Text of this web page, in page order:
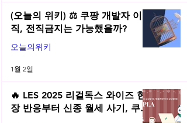
(오늘의 위키) ⚖️ 쿠팡 개발자 이
직, 전직금지는 가능했을까?
오늘의위키
1월 2일
🔥 LES 2025 리걸독스 와이즈 현
장 반응부터 신종 월세 사기, 쿠팡